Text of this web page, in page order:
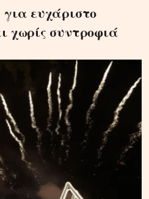
ευχάριστο
χωρίς συντροφιά